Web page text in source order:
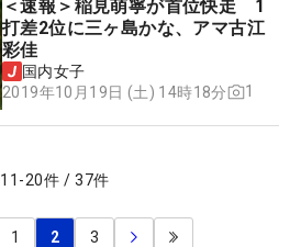
＜速報＞稲見萌寧が首位快走 1
打差2位に三ヶ島かな、アマ古江
彩佳
国内女子
2019年10月19日 (土) 14時18分
1
11 -20件 / 37件
1 2 3